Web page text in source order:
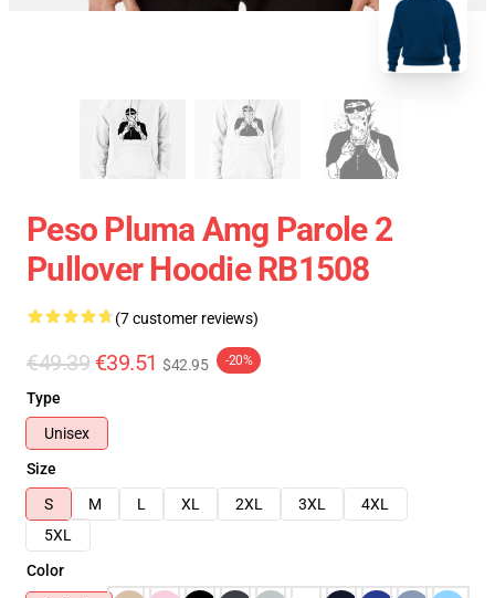
Peso Pluma Amg Parole 2
Pullover Hoodie RB1508
(7 customer reviews)
€49.39 €39.51 $42.95 -20%
Type
Unisex
Size
S
M L XL 2XL 3XL
4XL
5XL
Color